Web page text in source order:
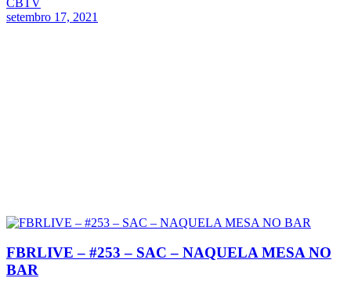
CBTV
setembro 17, 2021
FBRLIVE – #253 – SAC – NAQUELA MESA NO
BAR